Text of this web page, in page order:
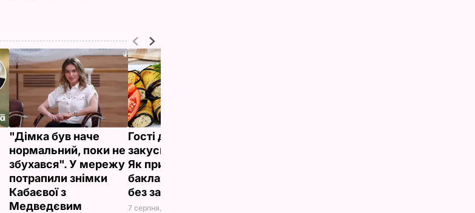
"Дімка був наче
нормальний, поки не
збухався". У мережу
потрапили знімки
Кабаєвої з
Медведєвим
Гості думають, що це
закуска з ресторану.
Як приготувати ніжні
баклажанні рулетики
без зайвого жиру
7 серпня, 20.16